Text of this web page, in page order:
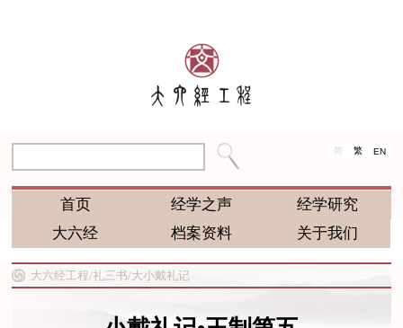
简 繁 EN
首页 经学之声
经学研究
大六经
档案资料 关于我们
大六经工程/礼三书/大小戴礼记